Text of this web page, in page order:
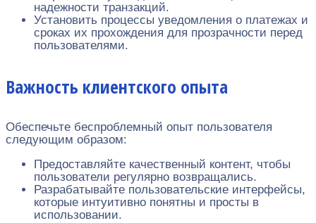
надежности транзакций.
Установить процессы уведомления о платежах и
сроках их прохождения для прозрачности перед
пользователями.
Важность клиентского опыта
Обеспечьте беспроблемный опыт пользователя
следующим образом:
Предоставляйте качественный контент, чтобы
пользователи регулярно возвращались.
Разрабатывайте пользовательские интерфейсы,
которые интуитивно понятны и просты в
использовании.